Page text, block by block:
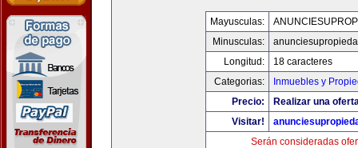
Mayusculas:
Minusculas:
Longitud:
18 caracteres
Categorias:
Inmuebles y
Precio:
Realizar una
Visitar!
Serán consideradas